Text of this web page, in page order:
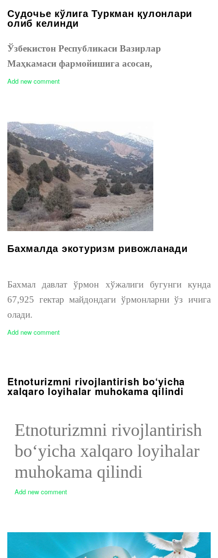
Судочье кўлига Туркман қулонлари
олиб келинди
Ўзбекистон Республикаси Вазирлар
Маҳкамаси фармойишига асосан,
Add new comment
Бахмалда экотуризм ривожланади
Бахмал давлат ўрмон хўжалиги бугунги кунда
67,925 гектар майдондаги ўрмонларни ўз ичига
олади.
Add new comment
Etnoturizmni rivojlantirish bo‘yicha
xalqaro loyihalar muhokama qilindi
Etnoturizmni rivojlantirish
bo‘yicha xalqaro loyihalar
muhokama qilindi
Add new comment